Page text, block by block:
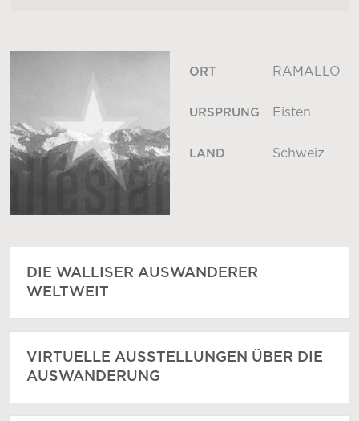
ORT RAMALLO
URSPRUNG Eisten
LAND Schweiz
DIE WALLISER AUSWANDERER
WELTWEIT
VIRTUELLE AUSSTELLUNGEN ÜBER DIE
AUSWANDERUNG